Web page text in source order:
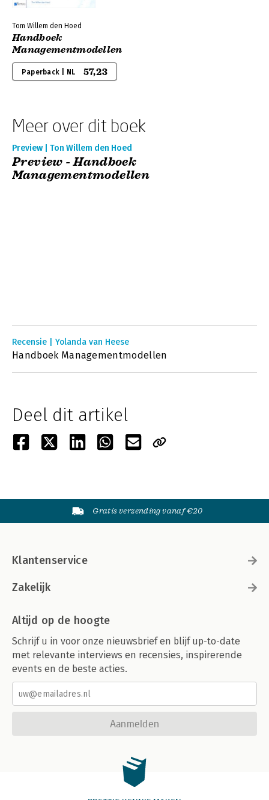
Tom Willem den Hoed
Handboek
Managementmodellen
Paperback | NL 57,23
Meer over dit boek
Preview | Ton Willem den Hoed
Preview - Handboek
Managementmodellen
Recensie | Yolanda van Heese
Handboek Managementmodellen
Deel dit artikel
Gratis verzending vanaf €20
Klantenservice
Zakelijk
Altijd op de hoogte
Schrijf u in voor onze nieuwsbrief en blijf up-to-date
met relevante interviews en recensies, inspirerende
events en de beste acties.
Aanmelden